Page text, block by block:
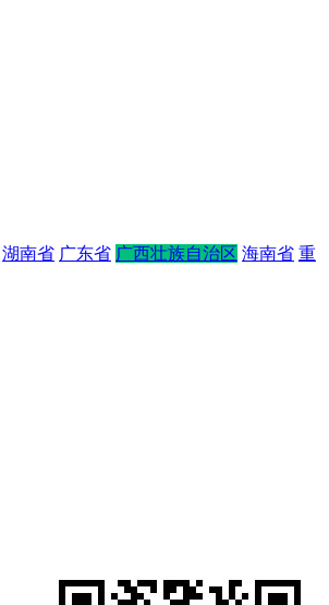
湖南省 广东省 广西壮族自治区 海南省 重